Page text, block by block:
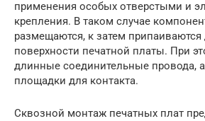
применения особых отверстыми и
крепления. В таком случае
размещаются, к затем припаиваются
поверхности печатной платы. При
длинные соединительные провода,
площадки для контакта.
Сквозной монтаж печатных плат